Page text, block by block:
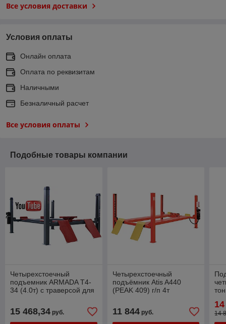
Все условия доставки
Условия оплаты
Онлайн оплата
Оплата по реквизитам
Наличными
Безналичный расчет
Все условия оплаты
Подобные товары компании
Четырехстоечный
подъемник ARMADA T4-
34 (4.0т) с траверсой для
15 468,34 руб.
Четырехстоечный
подъёмник Atis A440
(PEAK 409) г/п 4т
работ
11 844руб. 14